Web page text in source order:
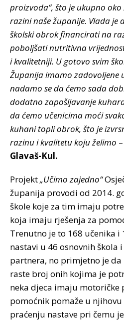
proizvoda“, što je ukupno
razini naše županije. Vlada je
školski obrok financirati na
poboljšati nutritivna
i kvalitetniji. U gotovo svim
Županija imamo zadovoljene
nadamo se da ćemo sada
dodatno zapošljavanje
da ćemo učenicima moći
kuhani topli obrok, što je
razinu i kvalitetu koju želimo
Glavaš-Kul.
Projekt„Učimo zajedno“
županija provodi od 2014.
škole koje za tim imaju
koja imaju rješenja za
Trenutno je to 168 učenika i
nastavi u 46 osnovnih škola
partnera, no primjetno je
raste broj onih kojima je
neka djeca imaju motoričke
pomoćnik pomaže u
praćenju nastave pri čemu